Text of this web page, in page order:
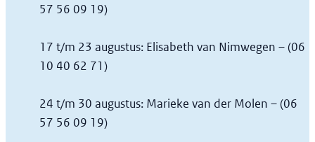
57 56 09 19)
17 t/m 23 augustus: Elisabeth van Nimwegen – (06
10 40 62 71)
24 t/m 30 augustus: Marieke van der Molen – (06
57 56 09 19)